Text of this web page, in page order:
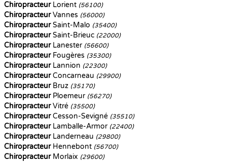
ChiropracteurLorient (56100)
ChiropracteurVannes (56000)
ChiropracteurSaint-Malo (35400)
ChiropracteurSaint-Brieuc (22000)
ChiropracteurLanester (56600)
ChiropracteurFougères (35300)
ChiropracteurLannion (22300)
ChiropracteurConcarneau (29900)
ChiropracteurBruz (35170)
ChiropracteurPloemeur (56270)
ChiropracteurVitré (35500)
ChiropracteurCesson-Sevigné (35510)
ChiropracteurLamballe-Armor (22400)
ChiropracteurLanderneau (29800)
ChiropracteurHennebont (56700)
ChiropracteurMorlaix (29600)